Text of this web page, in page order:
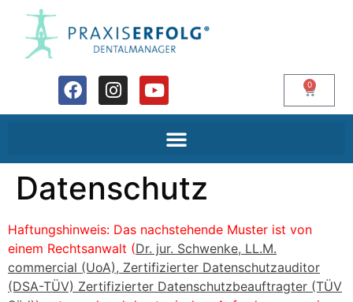
0
Datenschutz
Haftungshinweis: Das nachstehende Muster ist von
einem Rechtsanwalt (Dr. jur. Schwenke, LL.M.
commercial (UoA), Zertifizierter Datenschutzauditor
(DSA-TÜV) Zertifizierter Datenschutzbeauftragter (TÜV